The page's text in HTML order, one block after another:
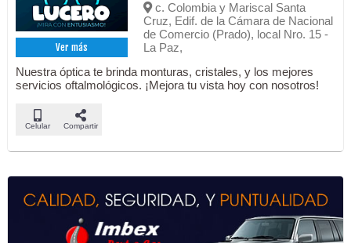
Ver más
c. Colombia y Mariscal Santa
Cruz, Edif. de la Cámara de Nacional
de Comercio (Prado), local Nro. 15 -
La Paz,
Nuestra óptica te brinda monturas, cristales, y los mejores
servicios oftalmológicos. ¡Mejora tu vista hoy con nosotros!
Celular Compartir